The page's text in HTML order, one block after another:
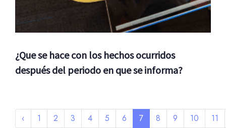
¿Que se hace con los hechos ocurridos
después del periodo en que se informa?
‹ 1 2 3 4 5 6 7 8 9 10 11